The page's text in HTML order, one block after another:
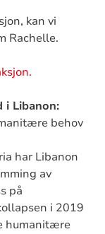
kan vi
Rachelle.
i Libanon:
behov
har Libanon
av
på
i 2019
humanitære